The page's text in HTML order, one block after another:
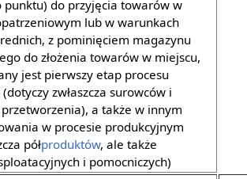
do przyjęcia towarów w
lub w warunkach
z pominięciem magazynu
do złożenia towarów w miejscu,
jest pierwszy etap procesu
zwłaszcza surowców i
a także w innym
w procesie produkcyjnym
półproduktów, ale także
i pomocniczych)